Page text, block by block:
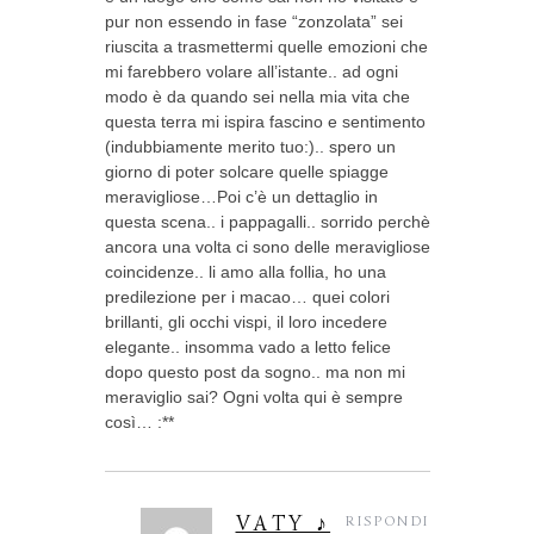
pur non essendo in fase “zonzolata” sei
riuscita a trasmettermi quelle emozioni che
mi farebbero volare all’istante.. ad ogni
modo è da quando sei nella mia vita che
questa terra mi ispira fascino e sentimento
(indubbiamente merito tuo:).. spero un
giorno di poter solcare quelle spiagge
meravigliose…Poi c’è un dettaglio in
questa scena.. i pappagalli.. sorrido perchè
ancora una volta ci sono delle meravigliose
coincidenze.. li amo alla follia, ho una
predilezione per i macao… quei colori
brillanti, gli occhi vispi, il loro incedere
elegante.. insomma vado a letto felice
dopo questo post da sogno.. ma non mi
meraviglio sai? Ogni volta qui è sempre
così… :**
VATY ♪ RISPONDI